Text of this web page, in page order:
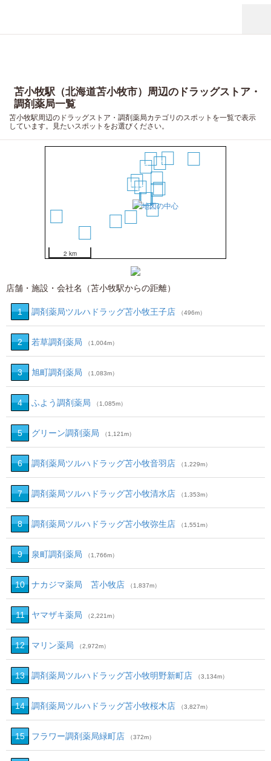
苫小牧駅（北海道苫小牧市）周辺のドラッグストア・
調剤薬局一覧
苫小牧駅周辺のドラッグストア・調剤薬局カテゴリのスポットを一覧で表示
しています。見たいスポットをお選びください。
3
5
7
9 1011
15
16
1718
19
20
2 km
店舗・施設・会社名（苫小牧駅からの距離）
1 調剤薬局ツルハドラッグ苫小牧王子店 （496m）
2 若草調剤薬局 （1,004m）
3 旭町調剤薬局 （1,083m）
4 ふよう調剤薬局 （1,085m）
5 グリーン調剤薬局 （1,121m）
6 調剤薬局ツルハドラッグ苫小牧音羽店 （1,229m）
7 調剤薬局ツルハドラッグ苫小牧清水店 （1,353m）
8 調剤薬局ツルハドラッグ苫小牧弥生店 （1,551m）
9 泉町調剤薬局 （1,766m）
10 ナカジマ薬局 苫小牧店 （1,837m）
11 ヤマザキ薬局 （2,221m）
12 マリン薬局 （2,972m）
13 調剤薬局ツルハドラッグ苫小牧明野新町店 （3,134m）
14 調剤薬局ツルハドラッグ苫小牧桜木店 （3,827m）
15 フラワー調剤薬局緑町店 （372m）